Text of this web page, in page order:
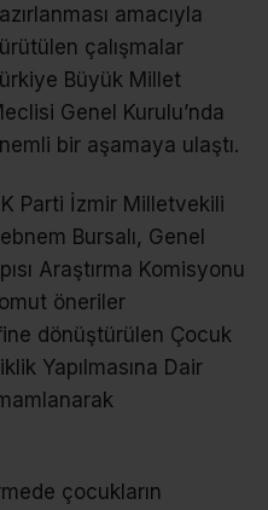
amacıyla
çalışmalar
Büyük Millet
Genel Kurulu’nda
bir aşamaya ulaştı.
Parti İzmir Milletvekili
Bursalı, Genel
Araştırma Komisyonu
öneriler
dönüştürülen Çocuk
Yapılmasına Dair
çocukların